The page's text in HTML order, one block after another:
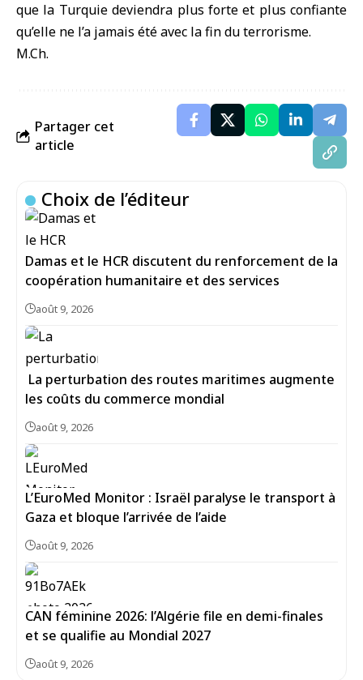
que la Turquie deviendra plus forte et plus confiante
qu’elle ne l’a jamais été avec la fin du terrorisme.
M.Ch.
Partager cet
article
Choix de l’éditeur
Damas et le HCR discutent du renforcement de la
coopération humanitaire et des services
août 9, 2026
La perturbation des routes maritimes augmente
les coûts du commerce mondial
août 9, 2026
L’EuroMed Monitor : Israël paralyse le transport à
Gaza et bloque l’arrivée de l’aide
août 9, 2026
CAN féminine 2026: l’Algérie file en demi-finales
et se qualifie au Mondial 2027
août 9, 2026